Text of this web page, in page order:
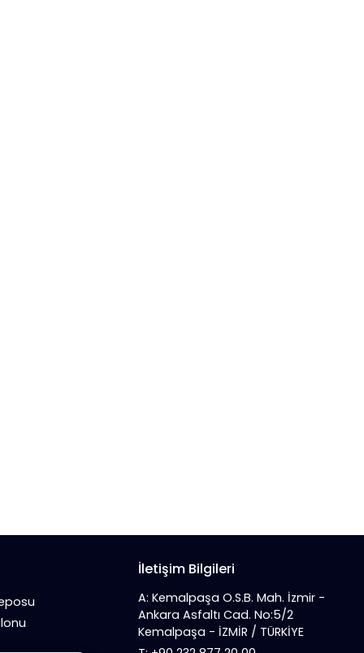
İletişim Bilgileri
A: Kemalpaşa O.S.B. Mah. İzmir -
Ankara Asfaltı Cad. No:5/2
Kemalpaşa - İZMİR / TÜRKİYE